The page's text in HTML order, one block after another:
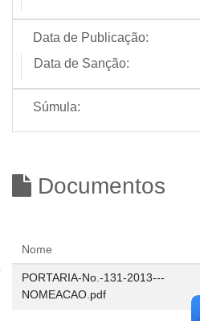
Data de Publicação:
Data de Sanção:
Súmula:
Documentos
Nome
PORTARIA-No.-131-2013---
NOMEACAO.pdf